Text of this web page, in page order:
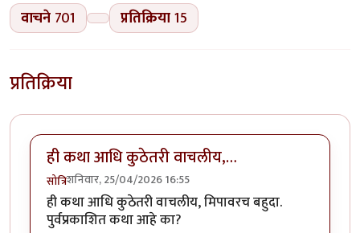
वाचने 701 प्रतिक्रिया15
प्रतिक्रिया
ही कथा आधि कुठेतरी वाचलीय,…
सोत्रिशनिवार, 25/04/2026 16:55
ही कथा आधि कुठेतरी वाचलीय, मिपावरच बहुदा.
पुर्वप्रकाशित कथा आहे का?